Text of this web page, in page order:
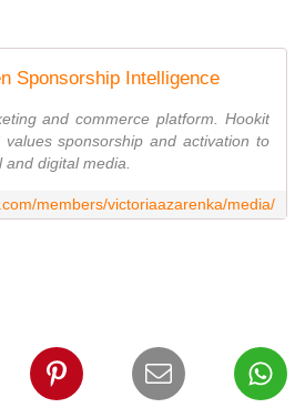
Sponsorship Intelligence
and commerce platform. Hookit
sponsorship and activation to
digital media.
members/victoriaazarenka/media/